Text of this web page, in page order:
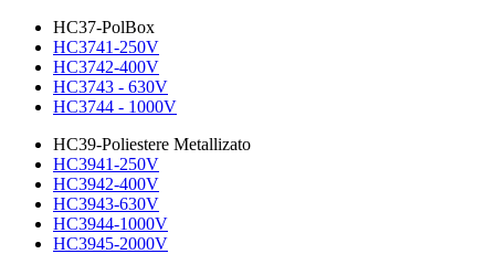
HC37-PolBox
HC3741-250V
HC3742-400V
HC3743 - 630V
HC3744 - 1000V
HC39-Poliestere Metallizato
HC3941-250V
HC3942-400V
HC3943-630V
HC3944-1000V
HC3945-2000V